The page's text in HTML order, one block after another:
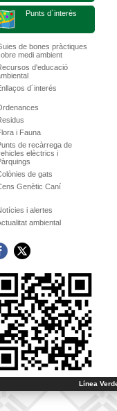
Punts d`interès
de bones pràctiques
medi ambient
d'educació
d´interés
i Fauna
de recàrrega de
elèctrics i
de gats
Genètic Caní
i alertes
ambiental
Línea